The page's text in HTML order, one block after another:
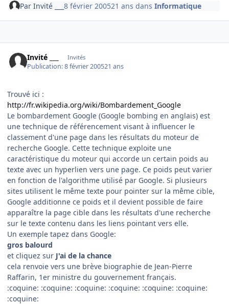
ParInvité ___8 février 200521 ans dansInformatique
Invité ___ Invités
Publication:8 février 200521 ans
Trouvé ici :
http://fr.wikipedia.org/wiki/Bombardement_Google
Le bombardement Google (Google bombing en anglais) est
une technique de référencement visant à influencer le
classement d'une page dans les résultats du moteur de
recherche Google. Cette technique exploite une
caractéristique du moteur qui accorde un certain poids au
texte avec un hyperlien vers une page. Ce poids peut varier
en fonction de l'algorithme utilisé par Google. Si plusieurs
sites utilisent le même texte pour pointer sur la même cible,
Google additionne ce poids et il devient possible de faire
apparaître la page cible dans les résultats d'une recherche
sur le texte contenu dans les liens pointant vers elle.
Un exemple tapez dans Google:
gros balourd
et cliquez sur J'ai de la chance
cela renvoie vers une brève biographie de Jean-Pierre
Raffarin, 1er ministre du gouvernement français.
:coquine: :coquine: :coquine: :coquine: :coquine: :coquine:
:coquine: